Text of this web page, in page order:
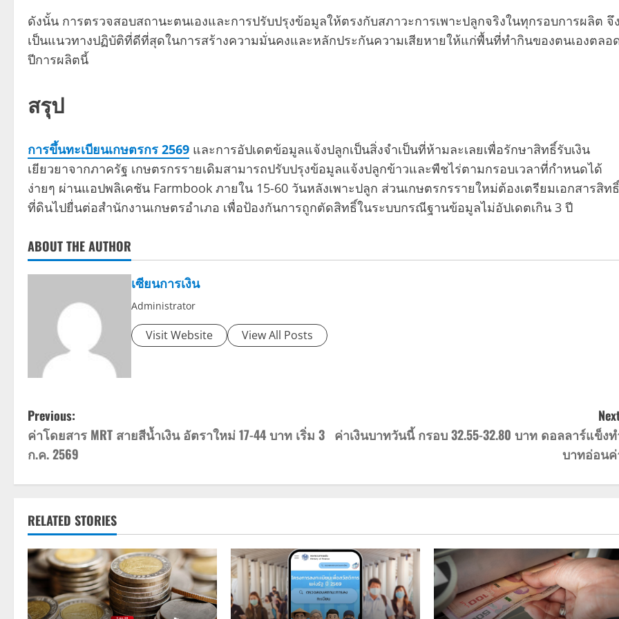
ดังนั้น การตรวจสอบสถานะตนเองและการปรับปรุงข้อมูลให้ตรงกับสภาวะการเพาะปลูกจริงในทุกรอบการผลิต จึง
เป็นแนวทางปฏิบัติที่ดีที่สุดในการสร้างความมั่นคงและหลักประกันความเสียหายให้แก่พื้นที่ทำกินของตนเองตลอ
ปีการผลิตนี้
สรุป
การขึ้นทะเบียนเกษตรกร 2569 และการอัปเดตข้อมูลแจ้งปลูกเป็นสิ่งจำเป็นที่ห้ามละเลยเพื่อรักษาสิทธิ์รับเงิน
เยียวยาจากภาครัฐ เกษตรกรรายเดิมสามารถปรับปรุงข้อมูลแจ้งปลูกข้าวและพืชไร่ตามกรอบเวลาที่กำหนดได้
ง่ายๆ ผ่านแอปพลิเคชัน Farmbook ภายใน 15-60 วันหลังเพาะปลูก ส่วนเกษตรกรรายใหม่ต้องเตรียมเอกสารสิทธิ์
ที่ดินไปยื่นต่อสำนักงานเกษตรอำเภอ เพื่อป้องกันการถูกตัดสิทธิ์ในระบบกรณีฐานข้อมูลไม่อัปเดตเกิน 3 ปี
ABOUT THE AUTHOR
เซียนการเงิน
Administrator
Visit Website View All Posts
P
o
s
n
a
v
Previous:
ค่าโดยสาร MRT สายสีน้ำเงิน อัตราใหม่ 17-44 บาท เริ่ม 3
ก.ค. 2569
ค่าเงินบาทวันนี้ กรอบ 32.55-32.80 บาท ดอลลาร์แข็ง
บาทอ่อนค่
RELATED STORIES